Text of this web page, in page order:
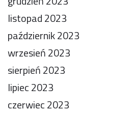
listopad 2023
październik 2023
wrzesień 2023
sierpień 2023
lipiec 2023
czerwiec 2023